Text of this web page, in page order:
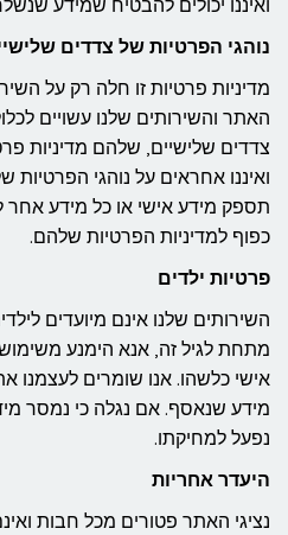
ואיננו יכולים להבטיח שמידע
נוהגי הפרטיות של צדדים
מדיניות פרטיות זו חלה רק על
האתר והשירותים שלנו עשויים
צדדים שלישיים, שלהם מדיניות
ואיננו אחראים על נוהגי הפרטיות
תספק מידע אישי או כל מידע אחר
כפוף למדיניות הפרטיות שלהם.
פרטיות ילדים
מתחת לגיל זה, אנא הימנע
אישי כלשהו. אנו שומרים לעצמנו
נפעל למחיקתו.
היעדר אחריות
נציגי האתר פטורים מכל חבות